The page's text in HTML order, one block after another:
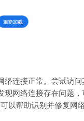
络连接正常。尝试访
现网络连接存在问题
以帮助识别并修复网